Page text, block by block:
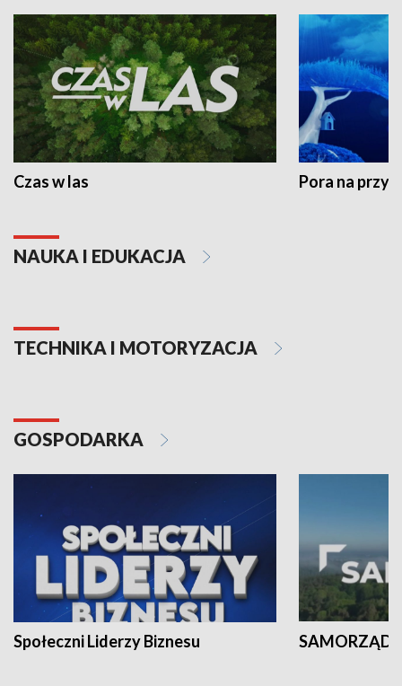
Czas w las Pora na
NAUKA I EDUKACJA
TECHNIKA I MOTORYZACJA
GOSPODARKA
Społeczni Liderzy Biznesu SAMORZĄD